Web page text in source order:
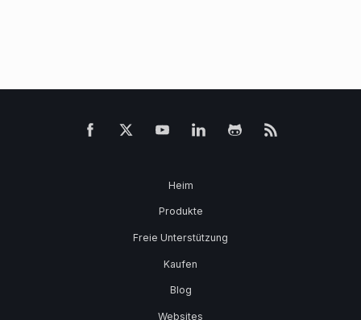
Heim
Produkte
Freie Unterstützung
Kaufen
Blog
Websites